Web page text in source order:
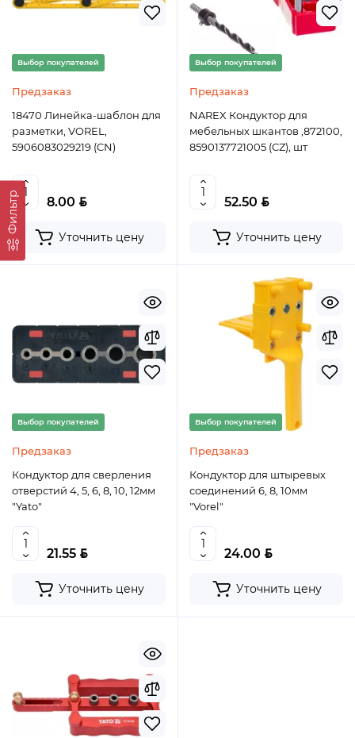
Фильтр
Выбор покупателей
Предзаказ
18470 Линейка-шаблон для
разметки, VOREL,
5906083029219 (CN)
8.00 BYN
Уточнить цену
Выбор покупателей
Предзаказ
NAREX Кондуктор для
мебельных шкантов ,872100,
8590137721005 (CZ), шт
52.50 BYN
Уточнить цену
Выбор покупателей
Предзаказ
Кондуктор для сверления
отверстий 4, 5, 6, 8, 10, 12мм
"Yato"
21.55 BYN
Уточнить цену
Выбор покупателей
Предзаказ
Кондуктор для штыревых
соединений 6, 8, 10мм
"Vorel"
24.00 BYN
Уточнить цену